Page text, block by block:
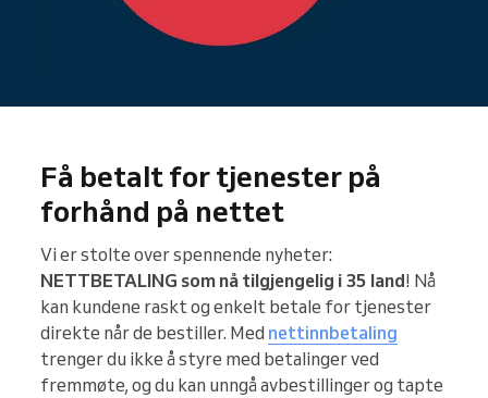
Få betalt for tjenester på
forhånd på nettet
Vi er stolte over spennende nyheter:
NETTBETALING som nå tilgjengelig i 35 land! Nå
kan kundene raskt og enkelt betale for tjenester
direkte når de bestiller. Med nettinnbetaling
trenger du ikke å styre med betalinger ved
fremmøte, og du kan unngå avbestillinger og tapte